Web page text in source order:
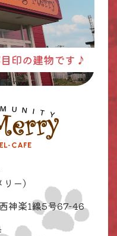
印の建物です♪
ー）
神楽1線5号67-46